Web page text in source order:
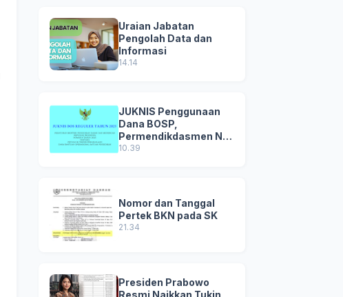
Uraian Jabatan
Pengolah Data dan
Informasi
14.14
JUKNIS Penggunaan
Dana BOSP,
Permendikdasmen No
8 Tahun 2025
10.39
Nomor dan Tanggal
Pertek BKN pada SK
21.34
Presiden Prabowo
Resmi Naikkan Tukin